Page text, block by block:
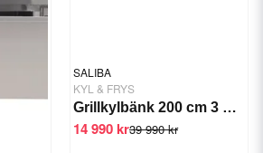
SALIBA
KYL & FRYS
Grillkylbänk 200 cm 3 draglådor -2/+6
39 990 kr
14 990 kr